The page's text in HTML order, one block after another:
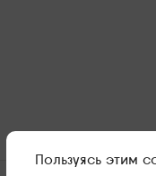
Пользуясь этим